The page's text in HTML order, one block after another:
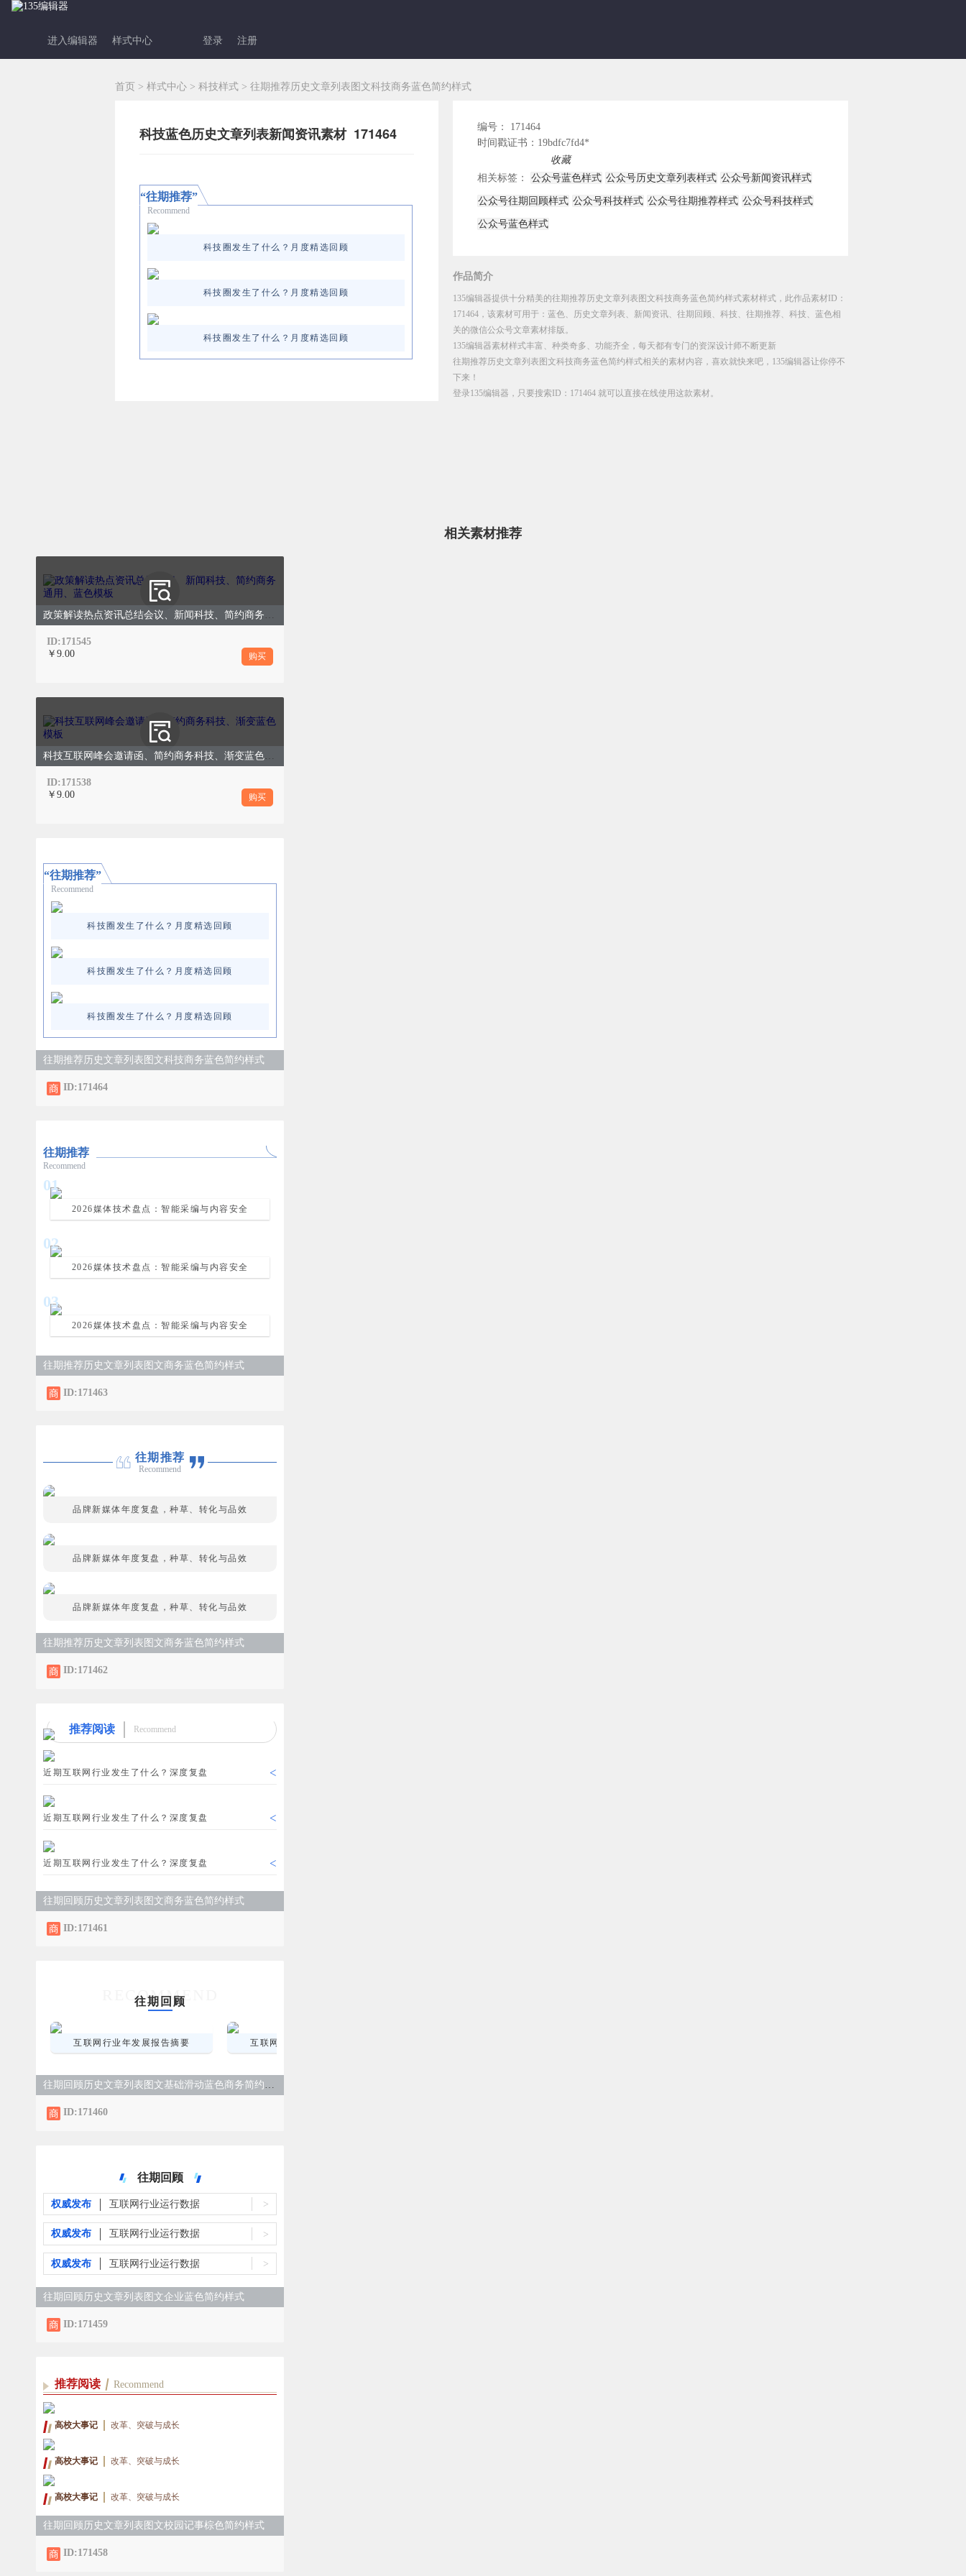
进入编辑器 样式中心 登录 注册
首页 > 样式中心 > 科技样式 > 往期推荐历史文章列表图文科技商务蓝色简约样式
科技蓝色历史文章列表新闻资讯素材 171464
“往期推荐”
Recommend
科技圈发生了什么？月度精选回顾
科技圈发生了什么？月度精选回顾
科技圈发生了什么？月度精选回顾
编号： 171464
时间戳证书：19bdfc7fd4*
收藏
相关标签： 公众号蓝色样式 公众号历史文章列表样式 公众号新闻资讯样式
公众号往期回顾样式 公众号科技样式 公众号往期推荐样式 公众号科技样式
公众号蓝色样式
作品简介
135编辑器提供十分精美的往期推荐历史文章列表图文科技商务蓝色简约样式素材样式，此作品素材ID：
171464，该素材可用于：蓝色、历史文章列表、新闻资讯、往期回顾、科技、往期推荐、科技、蓝色相
关的微信公众号文章素材排版。
135编辑器素材样式丰富、种类奇多、功能齐全，每天都有专门的资深设计师不断更新
往期推荐历史文章列表图文科技商务蓝色简约样式相关的素材内容，喜欢就快来吧，135编辑器让你停不
下来！
登录135编辑器，只要搜索ID：171464 就可以直接在线使用这款素材。
相关素材推荐
政策解读热点资讯总结会议、新闻科技、简约商务通用、蓝色模板
ID:171545
￥9.00
购买
科技互联网峰会邀请函、简约商务科技、渐变蓝色模板
ID:171538
￥9.00
购买
“往期推荐”
Recommend
科技圈发生了什么？月度精选回顾
科技圈发生了什么？月度精选回顾
科技圈发生了什么？月度精选回顾
往期推荐历史文章列表图文科技商务蓝色简约样式
ID:171464
往期推荐
Recommend
01
2026媒体技术盘点：智能采编与内容安全
02
2026媒体技术盘点：智能采编与内容安全
03
2026媒体技术盘点：智能采编与内容安全
往期推荐历史文章列表图文商务蓝色简约样式
ID:171463
往期推荐
Recommend
品牌新媒体年度复盘，种草、转化与品效
品牌新媒体年度复盘，种草、转化与品效
品牌新媒体年度复盘，种草、转化与品效
往期推荐历史文章列表图文商务蓝色简约样式
ID:171462
推荐阅读 Recommend
近期互联网行业发生了什么？深度复盘 <
近期互联网行业发生了什么？深度复盘 <
近期互联网行业发生了什么？深度复盘 <
往期回顾历史文章列表图文商务蓝色简约样式
ID:171461
RECOMMEND
往期回顾
互联网行业年发展报告摘要 互联网行业年发展报告摘要
往期回顾历史文章列表图文基础滑动蓝色商务简约样式
ID:171460
往期回顾
权威发布 互联网行业运行数据 >
权威发布 互联网行业运行数据 >
权威发布 互联网行业运行数据 >
往期回顾历史文章列表图文企业蓝色简约样式
ID:171459
推荐阅读 Recommend
高校大事记 改革、突破与成长
高校大事记 改革、突破与成长
高校大事记 改革、突破与成长
往期回顾历史文章列表图文校园记事棕色简约样式
ID:171458